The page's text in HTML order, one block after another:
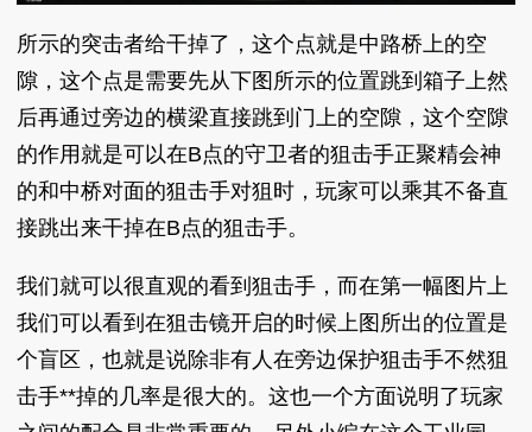
所示的突击者给干掉了，这个点就是中路桥上的空
隙，这个点是需要先从下图所示的位置跳到箱子上然
后再通过旁边的横梁直接跳到门上的空隙，这个空隙
的作用就是可以在B点的守卫者的狙击手正聚精会神
的和中桥对面的狙击手对狙时，玩家可以乘其不备直
接跳出来干掉在B点的狙击手。
我们就可以很直观的看到狙击手，而在第一幅图片上
我们可以看到在狙击镜开启的时候上图所出的位置是
个盲区，也就是说除非有人在旁边保护狙击手不然狙
击手**掉的几率是很大的。这也一个方面说明了玩家